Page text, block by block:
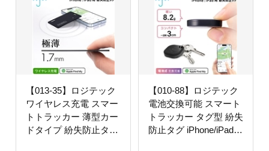
【013-35】ロジテック
ワイヤレス充電 スマー
トトラッカー 薄型カー
ドタイプ 紛失防止タグ
【010-88】ロジテック
電池交換可能 スマート
トラッカー タグ型 紛失
防止タグ iPhone/iPad用